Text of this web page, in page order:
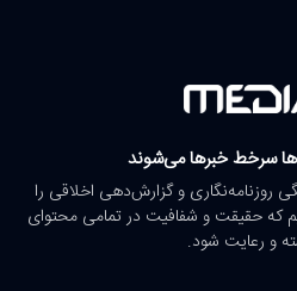
سرخط خبرها می‌شوند
روزنامه‌نگاری و گزارش‌دهی اخلاقی را
که حقیقت و شفافیت در تمامی محتوای
و رعایت شود.